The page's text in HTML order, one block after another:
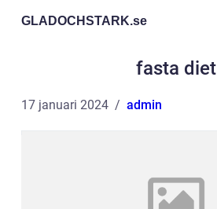
GLADOCHSTARK.se
fasta diet
17 januari 2024 admin